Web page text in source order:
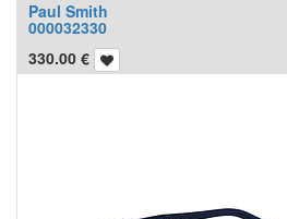
Paul Smith
000032330
330.00 €